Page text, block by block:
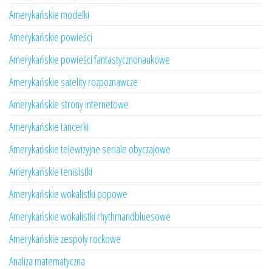
Amerykańskie modelki
Amerykańskie powieści
Amerykańskie powieści fantastycznonaukowe
Amerykańskie satelity rozpoznawcze
Amerykańskie strony internetowe
Amerykańskie tancerki
Amerykańskie telewizyjne seriale obyczajowe
Amerykańskie tenisistki
Amerykańskie wokalistki popowe
Amerykańskie wokalistki rhythmandbluesowe
Amerykańskie zespoły rockowe
Analiza matematyczna